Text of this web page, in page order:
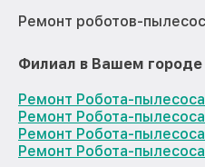
Ремонт роботов-
Филиал в Вашем городе
Ремонт Робота-
Ремонт Робота-
Ремонт Робота-
Ремонт Робота-